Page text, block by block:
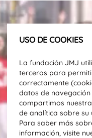
USO DE COOKIES
La fundación JMJ
terceros para
correctamente
datos de
compartimos
de analítica sobre su
Para saber más
información, visite
recibir
sobre la JMJ.